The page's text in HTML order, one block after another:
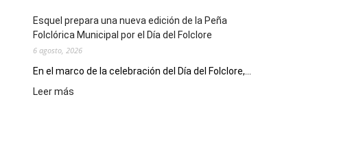
Escritores
Locales
Esquel prepara una nueva edición de la Peña
Folclórica Municipal por el Día del Folclore
6 agosto, 2026
En el marco de la celebración del Día del Folclore,...
Leer más